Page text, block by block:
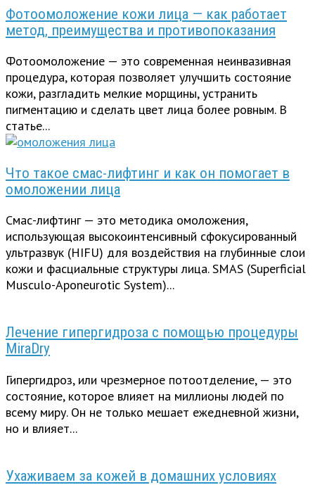
Фотоомоложение кожи лица — как работает
метод, преимущества и противопоказания
Фотоомоложение — это современная неинвазивная
процедура, которая позволяет улучшить состояние
кожи, разгладить мелкие морщины, устранить
пигментацию и сделать цвет лица более ровным. В
статье...
Что такое смас-лифтинг и как он помогает в
омоложении лица
Смас-лифтинг — это методика омоложения,
использующая высокоинтенсивный сфокусированный
ультразвук (HIFU) для воздействия на глубинные слои
кожи и фасциальные структуры лица. SMAS (Superficial
Musculo-Aponeurotic System)...
Лечение гипергидроза с помощью процедуры
MiraDry
Гипергидроз, или чрезмерное потоотделение, — это
состояние, которое влияет на миллионы людей по
всему миру. Он не только мешает ежедневной жизни,
но и влияет...
Ухаживаем за кожей в домашних условиях